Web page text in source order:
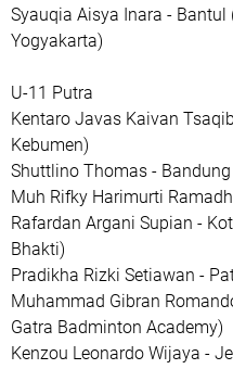
Syauqia Aisya Inara -
Yogyakarta)
U-11 Putra
Kentaro Javas Kaivan
Kebumen)
Shuttlino Thomas -
Muh Rifky Harimurti
Rafardan Argani Supian -
Bhakti)
Pradikha Rizki Setiawan -
Muhammad Gibran
Gatra Badminton Academy)
Kenzou Leonardo Wijaya -